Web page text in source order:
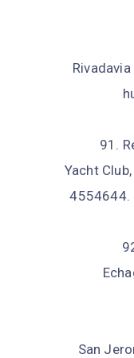
91.
Yacht
4554644.
San